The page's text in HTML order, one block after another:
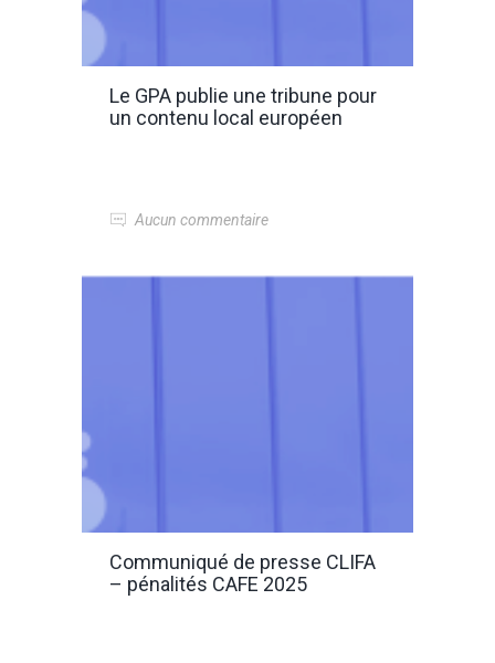
Le GPA publie une tribune pour
un contenu local européen
Aucun commentaire
Communiqué de presse CLIFA
– pénalités CAFE 2025